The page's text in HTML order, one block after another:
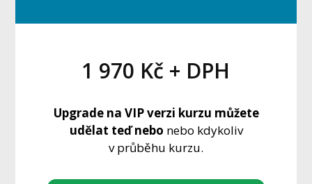
1 970 Kč + DPH
Upgrade na VIP verzi kurzu můžete
udělat teď nebo nebo kdykoliv
v průběhu kurzu.